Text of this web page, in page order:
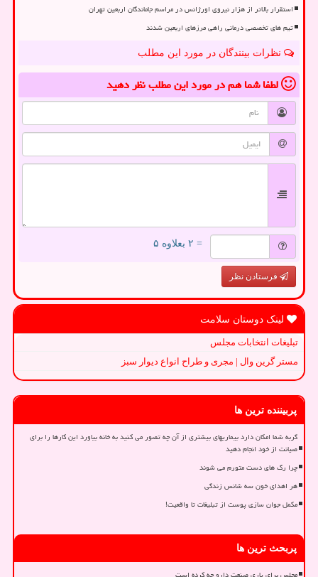
استقرار بالاتر از هزار نیروی اورژانس در مراسم جاماندگان اربعین تهران
تیم های تخصصی درمانی راهی مرزهای اربعین شدند
نظرات بینندگان در مورد این مطلب
لطفا شما همدر مورد این مطلبنظر دهید
= ۲ بعلاوه ۵
فرستادن نظر
لینک دوستان سلامت
تبلیغات انتخابات مجلس
مستر گرین وال | مجری و طراح انواع دیوار سبز
پربیننده ترین ها
گربه شما امکان دارد بیماریهای بیشتری از آن چه تصور می کنید به خانه بیاورد این کارها را برای
صیانت از خود انجام دهید
چرا رگ های دست متورم می شوند
هر اهدای خون سه شانس زندگی
مکمل جوان سازی پوست از تبلیغات تا واقعیت!
پربحث ترین ها